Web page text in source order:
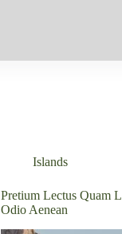
Islands
Pretium Lectus Quam
Odio Aenean